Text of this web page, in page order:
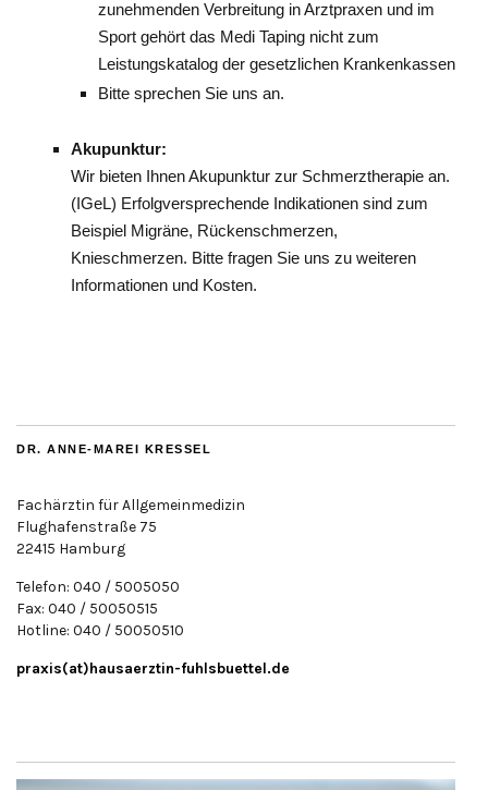
zunehmenden Verbreitung in Arztpraxen und im
Sport gehört das Medi Taping nicht zum
Leistungskatalog der gesetzlichen Krankenkassen
Bitte sprechen Sie uns an.
Akupunktur:
Wir bieten Ihnen Akupunktur zur Schmerztherapie an.
(IGeL) Erfolgversprechende Indikationen sind zum
Beispiel Migräne, Rückenschmerzen,
Knieschmerzen. Bitte fragen Sie uns zu weiteren
Informationen und Kosten.
DR. ANNE-MAREI KRESSEL
Fachärztin für Allgemeinmedizin
Flughafenstraße 75
22415 Hamburg
Telefon: 040 / 5005050
Fax: 040 / 50050515
Hotline: 040 / 50050510
praxis(at)hausaerztin-fuhlsbuettel.de